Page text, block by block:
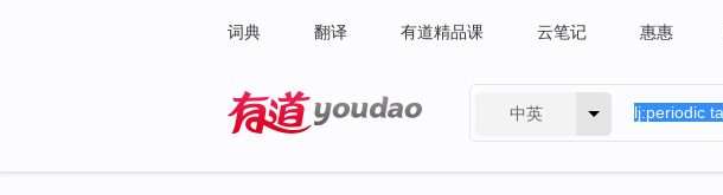
词典 翻译 有道精品课 云笔记 惠惠
中英